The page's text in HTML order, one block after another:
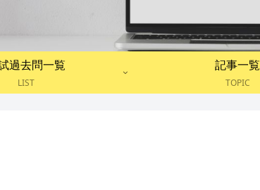
過去問一覧
LIST
記事一覧
TOPIC